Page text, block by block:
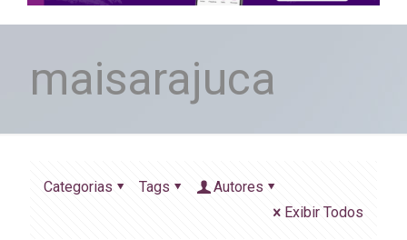
maisarajuca
Categorias Tags
Autores
Exibir Todos